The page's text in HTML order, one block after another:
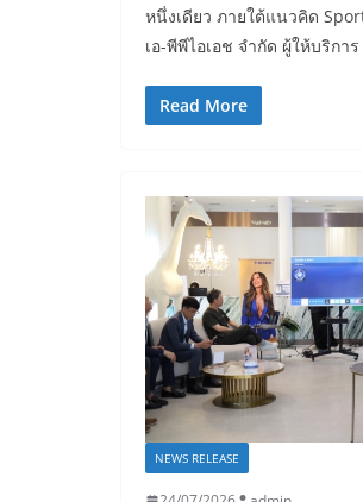
หนึ่งเดียว ภายใต้แนวคิด
เอ-พีพีไอเอช จำกัด ผู้ให้บริกา
Read More
NEWS RELEASE